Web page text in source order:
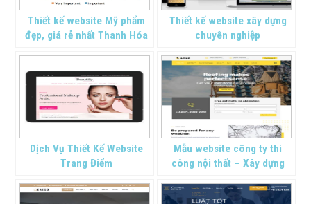
Thiết kế website Mỹ phẩm
đẹp, giá rẻ nhất Thanh Hóa
Thiết kế website xây dựng
chuyên nghiệp
Dịch Vụ Thiết Kế Website
Trang Điểm
Mẫu website công ty thi
công nội thất – Xây dựng